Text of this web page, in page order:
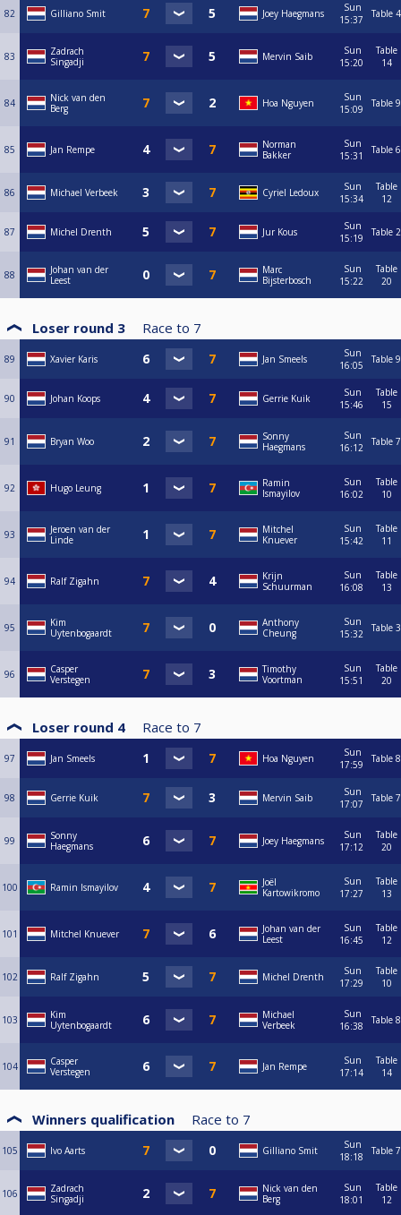
82 Gilliano Smit Joey Haegmans
Sun
15:37
Table 4
83
Zadrach
Singadji
Mervin Saib
Sun
15:20
Table
14
84
Nick van den
Berg
Hoa Nguyen
Sun
15:09
Table 9
85 Jan Rempe
Norman
Bakker
Sun
15:31
Table 6
86 Michael Verbeek Cyriel Ledoux
Sun
15:34
Table
12
87 Michel Drenth Jur Kous
Sun
15:19
Table 2
88
Johan van der
Leest
Marc
Bijsterbosch
Sun
15:22
Table
20
Loser round 3 Race to 7
89 Xavier Karis Jan Smeels
Sun
16:05
Table 9
90 Johan Koops Gerrie Kuik
Sun
15:46
Table
15
91 Bryan Woo
Sonny
Haegmans
Sun
16:12
Table 7
92 Hugo Leung
Ramin
Ismayilov
Sun
16:02
Table
10
93
Jeroen van der
Linde
Mitchel
Knuever
Sun
15:42
Table
11
94 Ralf Zigahn
Krijn
Schuurman
Sun
16:08
Table
13
95
Kim
Uytenbogaardt
Anthony
Cheung
Sun
15:32
Table 3
96
Casper
Verstegen
Timothy
Voortman
Sun
15:51
Table
20
Loser round 4 Race to 7
97 Jan Smeels Hoa Nguyen
Sun
17:59
Table 8
98 Gerrie Kuik Mervin Saib
Sun
17:07
Table 7
99
Sonny
Haegmans
Joey Haegmans
Sun
17:12
Table
20
100 Ramin Ismayilov
Joël
Kartowikromo
Sun
17:27
Table
13
101 Mitchel Knuever
Johan van der
Leest
Sun
16:45
Table
12
102 Ralf Zigahn Michel Drenth
Sun
17:29
Table
10
103
Kim
Uytenbogaardt
Michael
Verbeek
Sun
16:38
Table 8
104
Casper
Verstegen
Jan Rempe
Sun
17:14
Table
14
Winners qualification Race to 7
105 Ivo Aarts Gilliano Smit
Sun
18:18
Table 7
106
Zadrach
Singadji
Nick van den
Berg
Sun
18:01
Table
12